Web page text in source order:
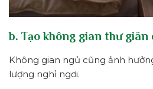
b. Tạo không gian thư giãn
Không gian ngủ cũng ảnh
lượng nghỉ ngơi.